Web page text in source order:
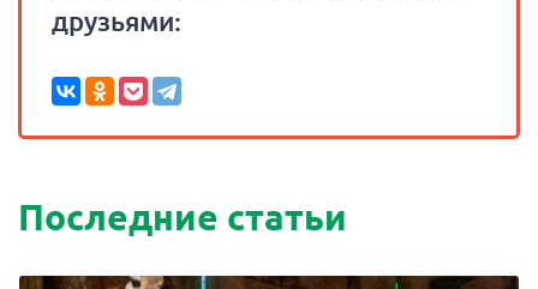
друзьями:
Последние статьи